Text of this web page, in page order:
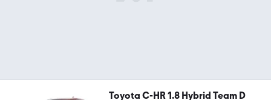
Toyota C-HR 1.8 Hybrid Team D